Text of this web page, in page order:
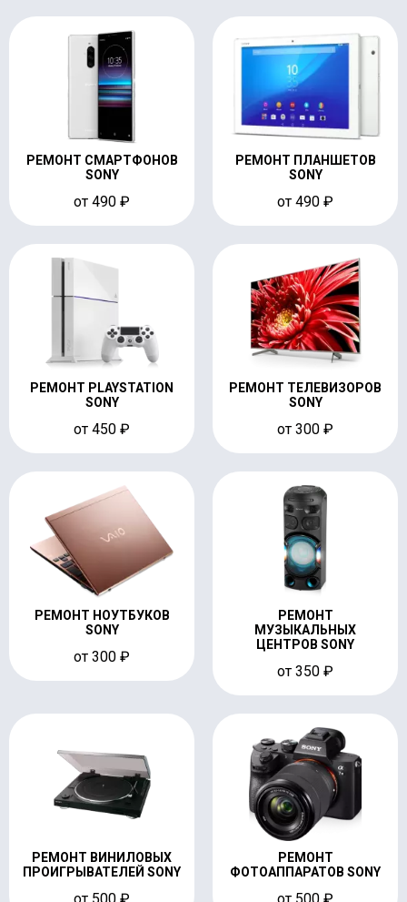
РЕМОНТ СМАРТФОНОВ
SONY
от 490 ₽
РЕМОНТ ПЛАНШЕТОВ
SONY
от 490 ₽
РЕМОНТ PLAYSTATION
SONY
от 450 ₽
РЕМОНТ ТЕЛЕВИЗОРОВ
SONY
от 300 ₽
РЕМОНТ НОУТБУКОВ
SONY
от 300 ₽
РЕМОНТ
МУЗЫКАЛЬНЫХ
ЦЕНТРОВ SONY
от 350 ₽
РЕМОНТ ВИНИЛОВЫХ
ПРОИГРЫВАТЕЛЕЙ SONY
от 500 ₽
РЕМОНТ
ФОТОАППАРАТОВ SONY
от 500 ₽